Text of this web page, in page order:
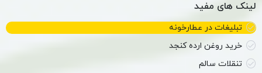
لینک های مفید
تبلیغات در عطارخونه
خرید روغن ارده کنجد
تنقلات سالم